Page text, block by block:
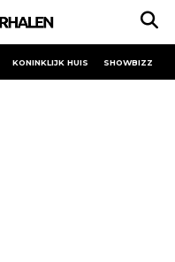
KONINKLIJK HUIS SHOWBIZZ